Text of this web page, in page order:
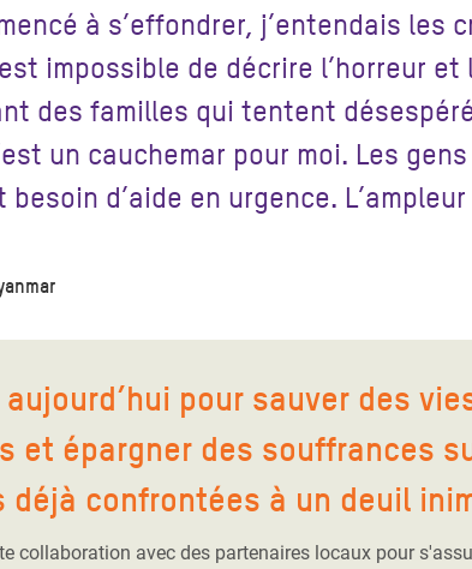
à s’effondrer, j’entendais les
impossible de décrire l’horreur et
des familles qui tentent
un cauchemar pour moi. Les
besoin d’aide en urgence.
pour sauver des
et épargner des souffrances
déjà confrontées à un deuil
collaboration avec des partenaires locaux pour